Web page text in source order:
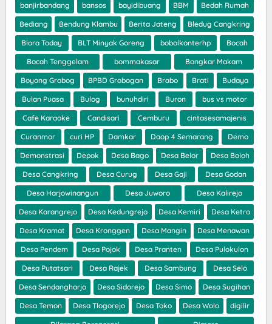
banjirbandang bansos bayidibuang BBM Bedah Rumah
Bediang Bendung Klambu Berita Jateng Bledug Cangkring
Blora Today BLT Minyak Goreng bobolkonterhp Bocah
Bocah Tenggelam bommakasar Bongkar Makam
Boyong Grobog BPBD Grobogan Brabo Brati Budaya
Bulan Puasa Bulog bunuhdiri Buron bus vs motor
Cafe Karaoke Candisari Cemburu cintasesamajenis
Curanmor curi HP Damkar Daop 4 Semarang Demo
Demonstrasi Depok Desa Bago Desa Belor Desa Boloh
Desa Cangkring Desa Curug Desa Gaji Desa Godan
Desa Harjowinangun Desa Juworo Desa Kalirejo
Desa Karangrejo Desa Kedungrejo Desa Kemiri Desa Ketro
Desa Kramat Desa Kronggen Desa Mangin Desa Menawan
Desa Pendem Desa Pojok Desa Pranten Desa Pulokulon
Desa Putatsari Desa Rajek Desa Sambung Desa Selo
Desa Sendangharjo Desa Sidorejo Desa Simo Desa Sugihan
Desa Temon Desa Tlogorejo Desa Toko Desa Wolo digilir